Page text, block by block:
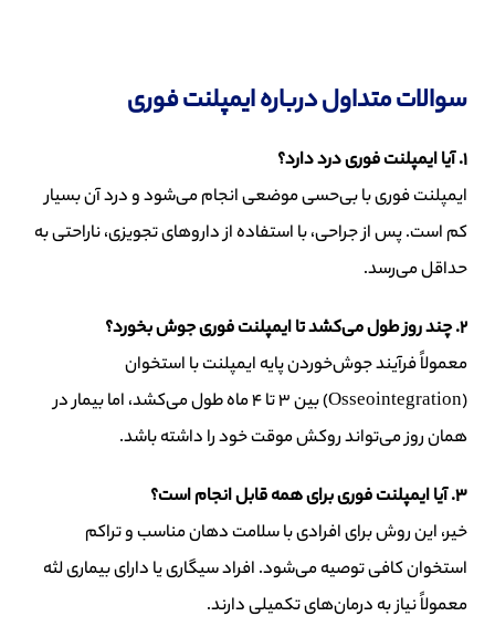
سوالات متداول درباره ایمپلنت فوری
۱.آیا ایمپلنت فوری درد دارد؟
ایمپلنت فوری با بی‌حسی موضعی انجام می‌شود و درد آن بسیار
کم است. پس از جراحی، با استفاده از داروهای تجویزی، ناراحتی به
حداقل می‌رسد.
۲.چند روز طول می‌کشد تا ایمپلنت فوری جوش بخورد؟
معمولاً فرآیند جوش‌خوردن پایه ایمپلنت با استخوان
(Osseointegration) بین ۳ تا ۴ ماه طول می‌کشد، اما بیمار در
همان روز می‌تواند روکش موقت خود را داشته باشد.
۳.آیا ایمپلنت فوری برای همه قابل انجام است؟
خیر، این روش برای افرادی با سلامت دهان مناسب و تراکم
استخوان کافی توصیه می‌شود. افراد سیگاری یا دارای بیماری لثه
معمولاً نیاز به درمان‌های تکمیلی دارند.